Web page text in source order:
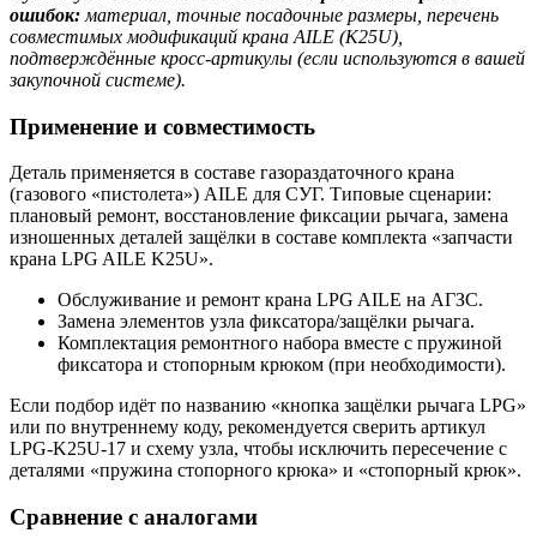
ошибок: материал, точные посадочные размеры, перечень
совместимых модификаций крана AILE (K25U),
подтверждённые кросс-артикулы (если используются в вашей
закупочной системе).
Применение и совместимость
Деталь применяется в составе газораздаточного крана
(газового «пистолета») AILE для СУГ. Типовые сценарии:
плановый ремонт, восстановление фиксации рычага, замена
изношенных деталей защёлки в составе комплекта «запчасти
крана LPG AILE K25U».
Обслуживание и ремонт крана LPG AILE на АГЗС.
Замена элементов узла фиксатора/защёлки рычага.
Комплектация ремонтного набора вместе с пружиной
фиксатора и стопорным крюком (при необходимости).
Если подбор идёт по названию «кнопка защёлки рычага LPG»
или по внутреннему коду, рекомендуется сверить артикул
LPG-K25U-17 и схему узла, чтобы исключить пересечение с
деталями «пружина стопорного крюка» и «стопорный крюк».
Сравнение с аналогами